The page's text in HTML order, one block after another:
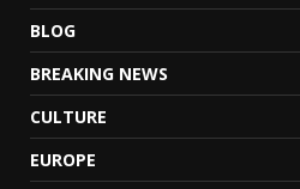
BLOG
BREAKING NEWS
CULTURE
EUROPE